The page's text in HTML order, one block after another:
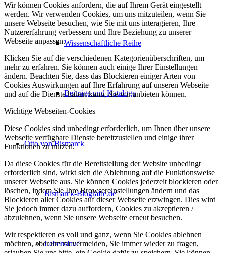
Wissenschaftliche Reihe
Beiträge und Kataloge
Otto von Bismarck
Bismarck-Biografie.de
Lebenslauf
Wir können Cookies anfordern, die auf Ihrem Gerät eingestellt
werden. Wir verwenden Cookies, um uns mitzuteilen, wenn Sie
unsere Webseite besuchen, wie Sie mit uns interagieren, Ihre
Nutzererfahrung verbessern und Ihre Beziehung zu unserer
Webseite anpassen.
Klicken Sie auf die verschiedenen Kategorienüberschriften, um
mehr zu erfahren. Sie können auch einige Ihrer Einstellungen
ändern. Beachten Sie, dass das Blockieren einiger Arten von
Cookies Auswirkungen auf Ihre Erfahrung auf unseren Webseite
und auf die Dienste haben kann, die wir anbieten können.
Wichtige Webseiten-Cookies
Diese Cookies sind unbedingt erforderlich, um Ihnen über unsere
Webseite verfügbare Dienste bereitzustellen und einige ihrer
Funktionen zu nutzen.
Da diese Cookies für die Bereitstellung der Website unbedingt
erforderlich sind, wirkt sich die Ablehnung auf die Funktionsweise
unserer Webseite aus. Sie können Cookies jederzeit blockieren oder
löschen, indem Sie Ihre Browsereinstellungen ändern und das
Blockieren aller Cookies auf dieser Webseite erzwingen. Dies wird
Sie jedoch immer dazu auffordern, Cookies zu akzeptieren /
abzulehnen, wenn Sie unsere Webseite erneut besuchen.
Wir respektieren es voll und ganz, wenn Sie Cookies ablehnen
möchten, aber um zu vermeiden, Sie immer wieder zu fragen,